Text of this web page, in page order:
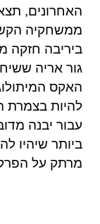
האחרונים,
ממשחקיה
ביריבה חזקה
גור אריה
האקס
להיות בצמרת
עבור יבנה
ביותר שיהיו
מרתק על